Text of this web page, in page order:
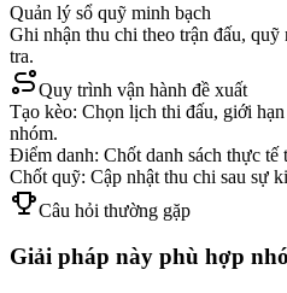
Quản lý sổ quỹ minh bạch
Ghi nhận thu chi theo trận đấu,
tra.
Quy trình vận hành đề xuất
Tạo kèo: Chọn lịch thi đấu, giới
nhóm.
Điểm danh: Chốt danh sách thực tế
Chốt quỹ: Cập nhật thu chi sau sự
Câu hỏi thường gặp
Giải pháp này phù hợp